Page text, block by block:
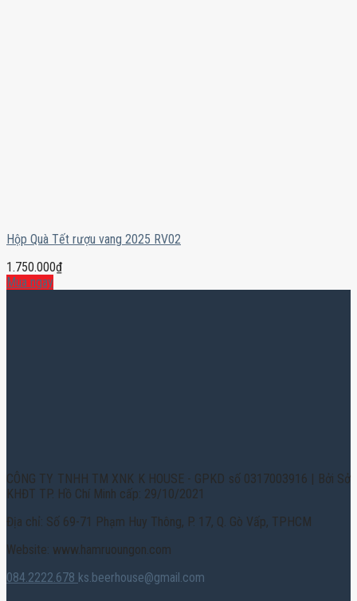
Hộp Quà Tết rượu vang 2025 RV02
1.750.000₫
Mua ngay
CÔNG TY TNHH TM XNK K HOUSE - GPKD số 0317003916 | Bởi Sở
KHĐT TP. Hồ Chí Minh cấp: 29/10/2021
Địa chỉ: Số 69-71 Phạm Huy Thông, P. 17, Q. Gò Vấp, TPHCM
Website: www.hamruoungon.com
084.2222.678 ks.beerhouse@gmail.com